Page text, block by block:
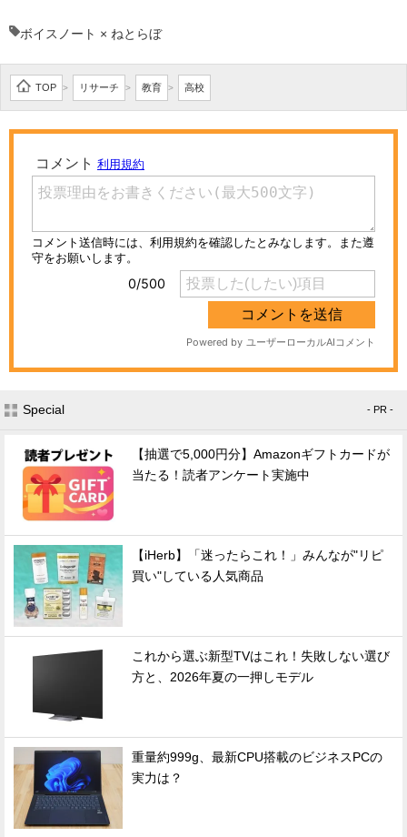
ボイスノート × ねとらぼ
TOP > リサーチ > 教育 > 高校
Special - PR -
【抽選で5,000円分】Amazonギフトカードが
当たる！読者アンケート実施中
【iHerb】「迷ったらこれ！」みんなが"リピ
買い"している人気商品
これから選ぶ新型TVはこれ！失敗しない選び
方と、2026年夏の一押しモデル
重量約999g、最新CPU搭載のビジネスPCの
実力は？